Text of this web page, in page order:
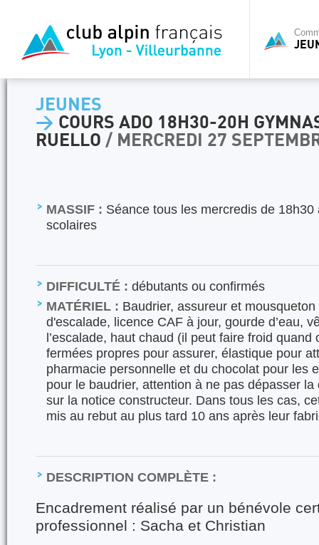
JEUNES
> COURS ADO 18H30-20H
RUELLO / MERCREDI 27
MASSIF : Séance tous les mercredis de
scolaires
DIFFICULTÉ : débutants ou confirmés
MATÉRIEL : Baudrier, assureur et
d'escalade, licence CAF à jour, gourde d’eau,
l’escalade, haut chaud (il peut faire froid
fermées propres pour assurer, élastique pour
pharmacie personnelle et du chocolat pour les
pour le baudrier, attention à ne pas dépasser la
sur la notice constructeur. Dans tous les cas,
mis au rebut au plus tard 10 ans après leur
DESCRIPTION COMPLÈTE :
Encadrement réalisé par un bénévole
professionnel : Sacha et Christian